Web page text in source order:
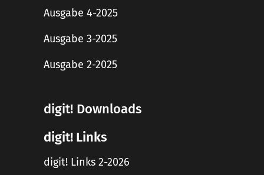
Ausgabe 4-2025
Ausgabe 3-2025
Ausgabe 2-2025
digit! Downloads
digit! Links
digit! Links 2-2026